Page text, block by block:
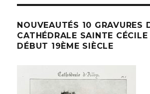
NOUVEAUTÉS 10 GRAVURES
CATHÉDRALE SAINTE CÉCILE
DÉBUT 19ÈME SIÈCLE